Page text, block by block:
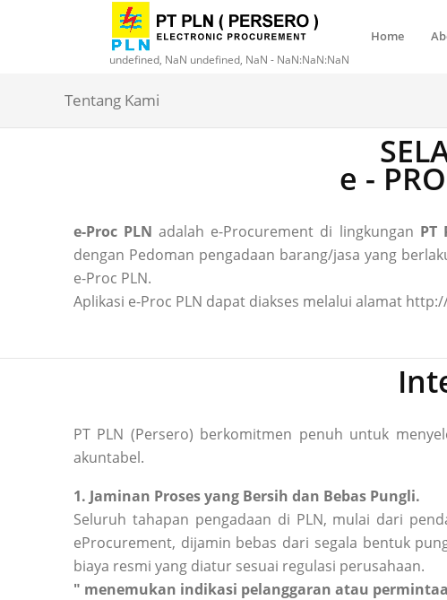
undefined, NaN undefined, NaN - NaN:NaN:NaN
Home
Tentang Kami
e -
e-Proc PLN adalah e-Procurement di lingkungan PT
dengan Pedoman pengadaan barang/jasa yang
e-Proc PLN.
Aplikasi e-Proc PLN dapat diakses melalui alamat
PT PLN (Persero) berkomitmen penuh untuk
akuntabel.
1. Jaminan Proses yang Bersih dan Bebas Pungli.
Seluruh tahapan pengadaan di PLN, mulai dari
eProcurement, dijamin bebas dari segala bentuk
biaya resmi yang diatur sesuai regulasi perusahaan.
" menemukan indikasi pelanggaran atau